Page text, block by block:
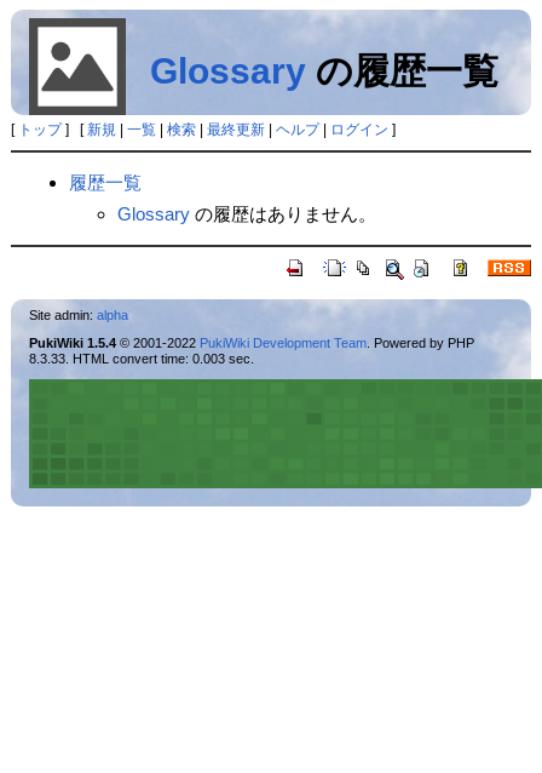
Glossaryの履歴一覧
[ トップ] [新規| 一覧| 検索| 最終更新| ヘルプ| ログイン ]
履歴一覧
Glossaryの履歴はありません。
Site admin: alpha
PukiWiki 1.5.4© 2001-2022 PukiWiki Development Team. Powered by PHP
8.3.33. HTML convert time: 0.003 sec.